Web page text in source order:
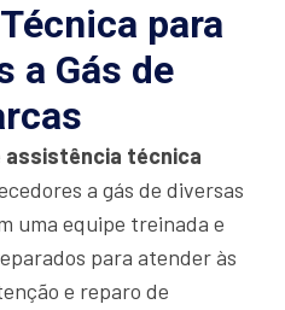
para
a Gás de
assistência técnica
a gás de diversas
uma equipe treinada e
para atender às
e reparo de